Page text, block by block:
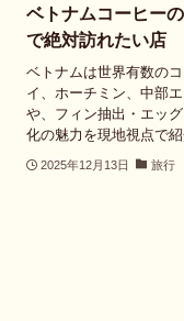
ベトナムコーヒー
で絶対訪れたい店
ベトナムは世界有数の
イ、ホーチミン、中部
や、フィン抽出・エッ
化の魅力を現地視点で紹
2025年12月13日 旅行